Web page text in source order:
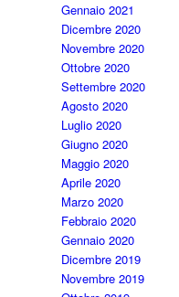
Gennaio 2021
Dicembre 2020
Novembre 2020
Ottobre 2020
Settembre 2020
Agosto 2020
Luglio 2020
Giugno 2020
Maggio 2020
Aprile 2020
Marzo 2020
Febbraio 2020
Gennaio 2020
Dicembre 2019
Novembre 2019